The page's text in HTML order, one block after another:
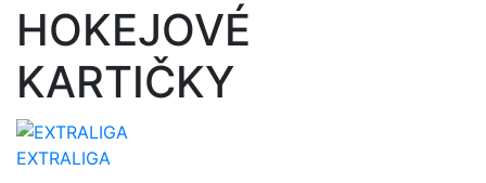
HOKEJOVÉ
KARTIČKY
EXTRALIGA